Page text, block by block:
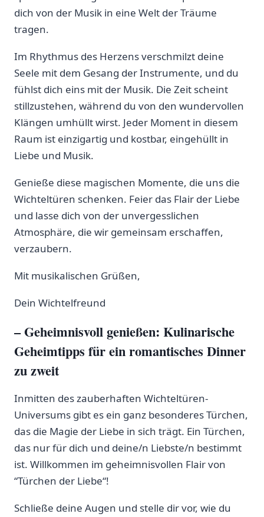
dich von der Musik in eine Welt der Träume
tragen.
Im Rhythmus des Herzens verschmilzt ​deine
Seele mit dem Gesang der Instrumente, und du
fühlst dich eins mit der Musik. ⁣Die Zeit scheint
stillzustehen, während du von den wundervollen
Klängen ‌umhüllt wirst. Jeder Moment ‍in diesem
Raum ist einzigartig und kostbar, ⁢eingehüllt in
Liebe ⁣und Musik.
Genieße diese magischen Momente, die uns die
Wichteltüren schenken. Feier das Flair der Liebe
und lasse ​dich von der unvergesslichen
Atmosphäre, die wir gemeinsam erschaffen,
verzaubern.
Mit musikalischen Grüßen,
Dein Wichtelfreund
– Geheimnisvoll genießen: Kulinarische
Geheimtipps für ein romantisches Dinner
zu‌ zweit
Inmitten des zauberhaften Wichteltüren-
Universums gibt es ein ganz ‌besonderes Türchen,
das die Magie der Liebe in sich trägt. ‍Ein Türchen,
das nur für dich und deine/n Liebste/n bestimmt
ist. Willkommen im​ geheimnisvollen Flair von
⁢“Türchen der‌ Liebe“!
Schließe deine Augen und‍ stelle dir vor, ‍wie du